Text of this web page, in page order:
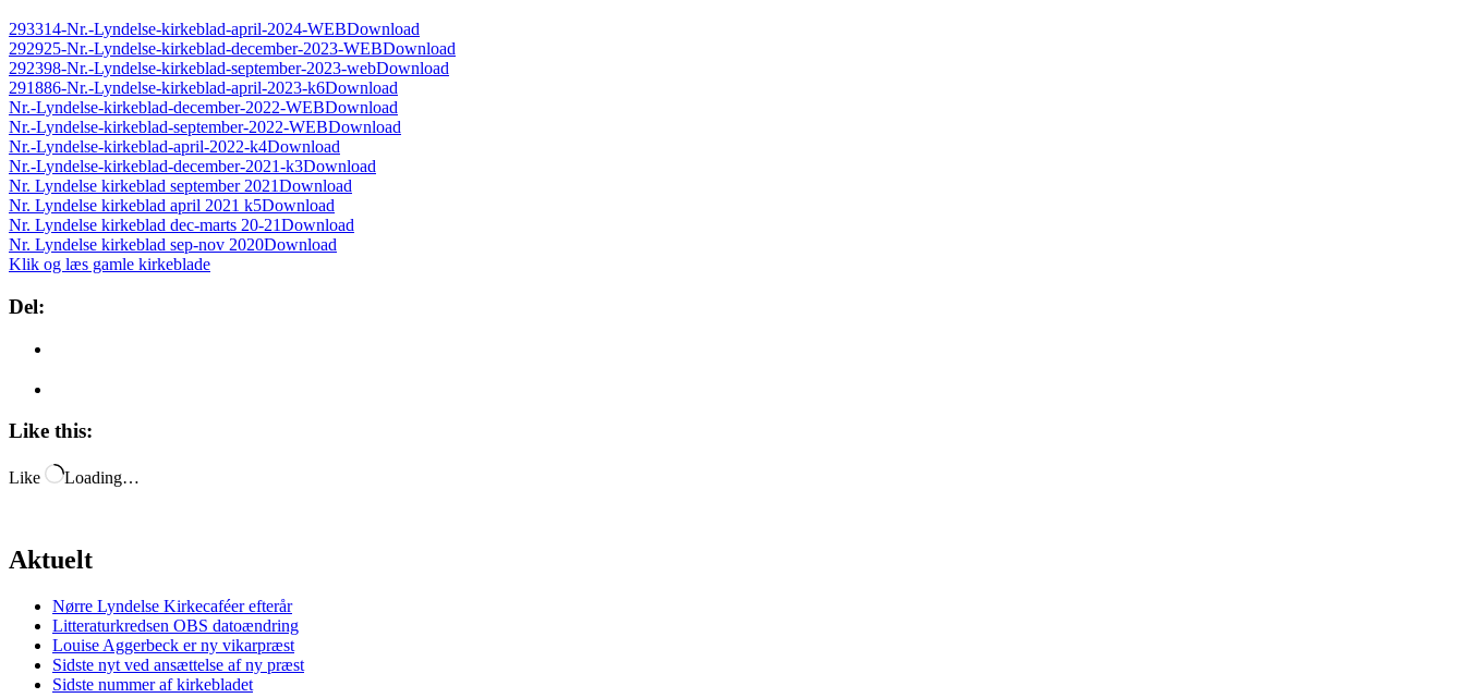
293314-Nr.-Lyndelse-kirkeblad-april-2024-WEBDownload
292925-Nr.-Lyndelse-kirkeblad-december-2023-WEBDownload
292398-Nr.-Lyndelse-kirkeblad-september-2023-webDownload
291886-Nr.-Lyndelse-kirkeblad-april-2023-k6Download
Nr.-Lyndelse-kirkeblad-december-2022-WEBDownload
Nr.-Lyndelse-kirkeblad-september-2022-WEBDownload
Nr.-Lyndelse-kirkeblad-april-2022-k4Download
Nr.-Lyndelse-kirkeblad-december-2021-k3Download
Nr. Lyndelse kirkeblad september 2021Download
Nr. Lyndelse kirkeblad april 2021 k5Download
Nr. Lyndelse kirkeblad dec-marts 20-21Download
Nr. Lyndelse kirkeblad sep-nov 2020Download
Klik og læs gamle kirkeblade
Del:
Like this:
Like Loading…
Aktuelt
Nørre Lyndelse Kirkecaféer efterår
Litteraturkredsen OBS datoændring
Louise Aggerbeck er ny vikarpræst
Sidste nyt ved ansættelse af ny præst
Sidste nummer af kirkebladet